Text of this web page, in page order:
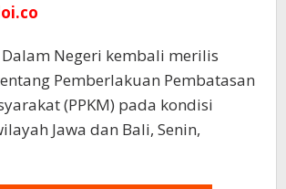
Negeri kembali merilis
Pemberlakuan Pembatasan
(PPKM) pada kondisi
Jawa dan Bali, Senin,